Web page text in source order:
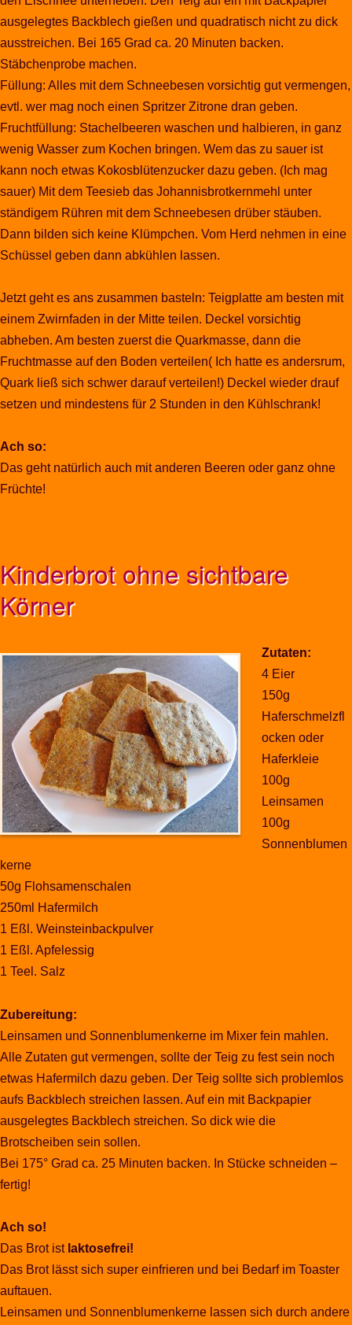
ausgelegtes Backblech gießen und quadratisch nicht zu dick
ausstreichen. Bei 165 Grad ca. 20 Minuten backen.
Stäbchenprobe machen.
Füllung: Alles mit dem Schneebesen vorsichtig gut vermengen,
evtl. wer mag noch einen Spritzer Zitrone dran geben.
Fruchtfüllung: Stachelbeeren waschen und halbieren, in ganz
wenig Wasser zum Kochen bringen. Wem das zu sauer ist
kann noch etwas Kokosblütenzucker dazu geben. (Ich mag
sauer) Mit dem Teesieb das Johannisbrotkernmehl unter
ständigem Rühren mit dem Schneebesen drüber stäuben.
Dann bilden sich keine Klümpchen. Vom Herd nehmen in eine
Schüssel geben dann abkühlen lassen.
Jetzt geht es ans zusammen basteln: Teigplatte am besten mit
einem Zwirnfaden in der Mitte teilen. Deckel vorsichtig
abheben. Am besten zuerst die Quarkmasse, dann die
Fruchtmasse auf den Boden verteilen( Ich hatte es andersrum,
Quark ließ sich schwer darauf verteilen!) Deckel wieder drauf
setzen und mindestens für 2 Stunden in den Kühlschrank!
Ach so:
Das geht natürlich auch mit anderen Beeren oder ganz ohne
Früchte!
Kinderbrot ohne sichtbare
Körner
Zutaten:
4 Eier
150g
Haferschmelzfl
ocken oder
Haferkleie
100g
Leinsamen
100g
Sonnenblumen
kerne
50g Flohsamenschalen
250ml Hafermilch
1 Eßl. Weinsteinbackpulver
1 Eßl. Apfelessig
1 Teel. Salz
Zubereitung:
Leinsamen und Sonnenblumenkerne im Mixer fein mahlen.
Alle Zutaten gut vermengen, sollte der Teig zu fest sein noch
etwas Hafermilch dazu geben. Der Teig sollte sich problemlos
aufs Backblech streichen lassen. Auf ein mit Backpapier
ausgelegtes Backblech streichen. So dick wie die
Brotscheiben sein sollen.
Bei 175° Grad ca. 25 Minuten backen. In Stücke schneiden –
fertig!
Ach so!
Das Brot ist laktosefrei!
Das Brot lässt sich super einfrieren und bei Bedarf im Toaster
auftauen.
Leinsamen und Sonnenblumenkerne lassen sich durch andere